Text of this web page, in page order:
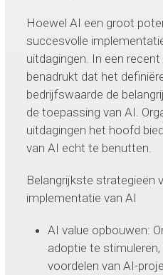
Hoewel AI een groot
succesvolle
uitdagingen. In een
benadrukt dat het
bedrijfswaarde de
de toepassing van AI.
uitdagingen het hoofd
van AI echt te benutten.
Belangrijkste strategieën
implementatie van AI
AI value opbouwen:
adoptie te
voordelen van AI-